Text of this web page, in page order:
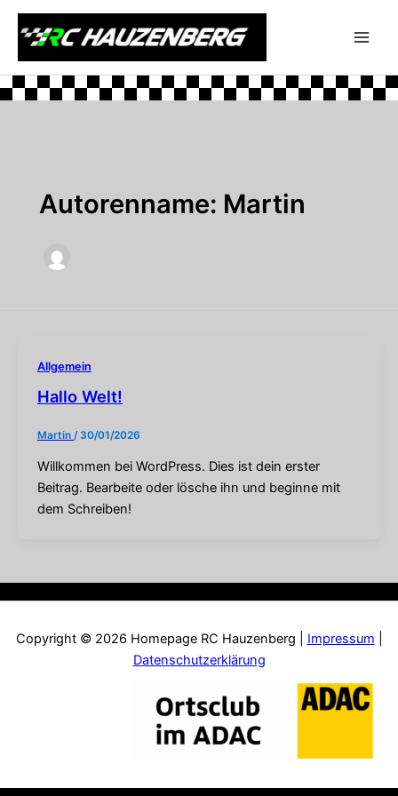
Zum
Inhalt
Autorenname: Martin
Allgemein
Hallo Welt!
Martin / 30/01/2026
Willkommen bei WordPress. Dies ist dein erster
Beitrag. Bearbeite oder lösche ihn und beginne mit
dem Schreiben!
Copyright © 2026 Homepage RC Hauzenberg | Impressum
Datenschutzerklärung